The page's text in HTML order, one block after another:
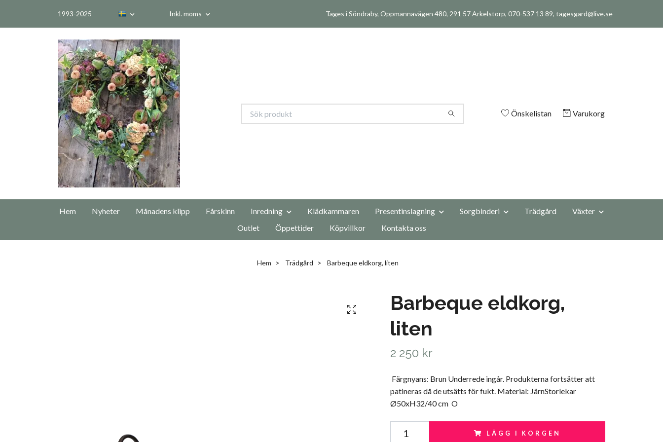
1993-2025 Inkl. moms Tages i Söndraby, Oppmannavägen 480, 291 57 Arkelstorp, 070-537 13 89, tagesgard@live.se
Önskelistan Varukorg
Hem Nyheter Månadens klipp Fårskinn Inredning Klädkammaren Presentinslagning Sorgbinderi Trädgård
Växter
Outlet
Öppettider Köpvillkor Kontakta oss
Hem Trädgård Barbeque eldkorg, liten
Barbeque eldkorg,
liten
2 250 kr
Färgnyans: Brun Underrede ingår. Produkterna fortsätter att
patineras då de utsätts för fukt. Material: JärnStorlekar
Ø50xH32/40 cm O
LÄGG I KORGEN